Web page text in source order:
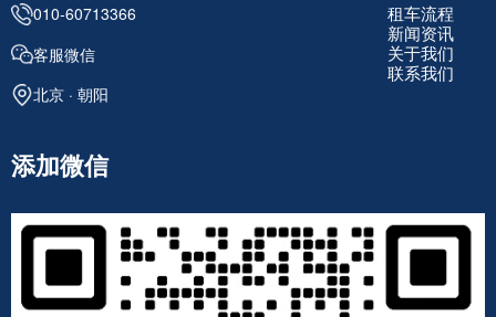
010-60713366
客服微信
北京 · 朝阳
租车流程
新闻资讯
关于我们
联系我们
添加微信